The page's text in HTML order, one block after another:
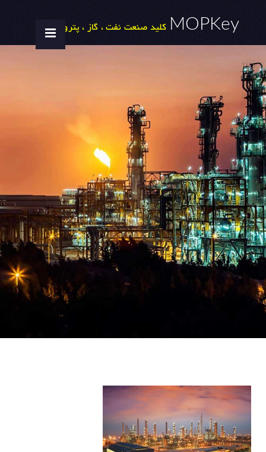
MOPKey کلید صنعت نفت ، گاز ، پتروشیمی